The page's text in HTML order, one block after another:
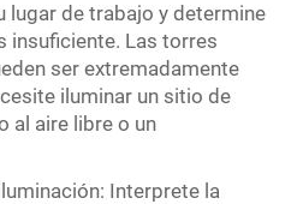
lugar de trabajo y determine
insuficiente. Las torres
ser extremadamente
iluminar un sitio de
al aire libre o un
Interprete la